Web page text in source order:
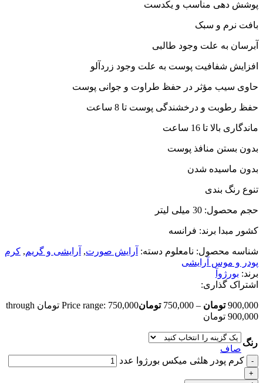
پوشش دهی مناسب و یکدست
بافت نرم و سبک
آبرسان به علت وجود طالبی
افزایش شفافیت پوست به علت وجود زردآلو
حاوی سیب مؤثر در حفظ طراوت و جوانی پوست
حفظ رطوبت و درخشندگی پوست تا 8 ساعت
ماندگاری بالا تا 16 ساعت
بدون بستن منافذ پوست
بدون ماسیده شدن
تنوع رنگ بندی
حجم محصول: 30 میلی لیتر
کشور مبدا برند: فرانسه
شناسه محصول: نامعلوم دسته: آرایش صورت, آرایشی و گریم, کرم
پودر و موس آرایشی
برند: بورژوآ
اشتراک گذاری:
900,000 تومان –
750,000 تومان
Price range: 750,000 تومان through
900,000 تومان
رنگ
صاف
کرم پودر هلثی میکس بورژوا عدد